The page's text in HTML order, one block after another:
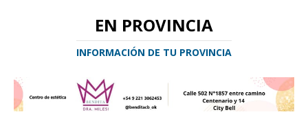
EN PROVINCIA
INFORMACIÓN DE TU PROVINCIA